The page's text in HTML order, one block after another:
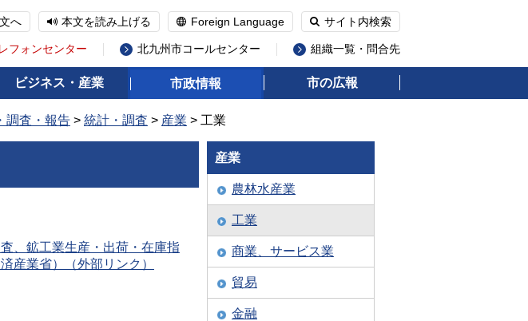
へ 本文を読み上げる Foreign Language サイト内検索
フォンセンター 北九州市コールセンター 組織一覧・問合先
ビジネス・産業 市政情報 市の広報
調査・報告 > 統計・調査 > 産業 > 工業
、鉱工業生産・出荷・在庫指
産業省）（外部リンク）
産業
農林水産業
工業
商業、サービス業
貿易
金融